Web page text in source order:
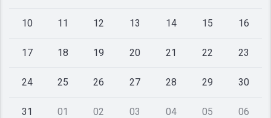
10 11 12 13 14 15 16
17 18 19 20 21 22 23
24 25 26 27 28 29 30
31 01 02 03 04 05 06